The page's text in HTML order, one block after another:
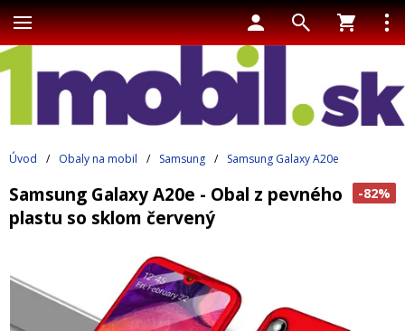
Úvod / Obaly na mobil / Samsung / Samsung Galaxy A20e
-82%
Samsung Galaxy A20e - Obal z pevného
plastu so sklom červený